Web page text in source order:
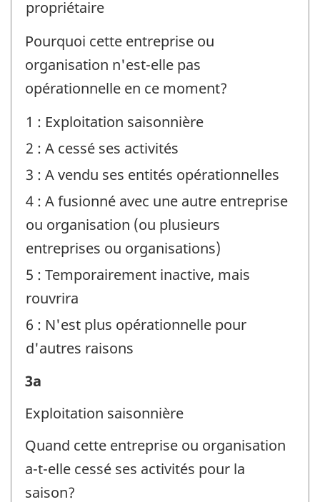
propriétaire
Pourquoi cette entreprise ou
organisation n'est-elle pas
opérationnelle en ce moment?
1 : Exploitation saisonnière
2 : A cessé ses activités
3 : A vendu ses entités opérationnelles
4 : A fusionné avec une autre entreprise
ou organisation (ou plusieurs
entreprises ou organisations)
5 : Temporairement inactive, mais
rouvrira
6 : N'est plus opérationnelle pour
d'autres raisons
Renseignements
sur
l'entreprise
ou
l'organisation
3a
Exploitation saisonnière
Quand cette entreprise ou organisation
a-t-elle cessé ses activités pour la
saison?